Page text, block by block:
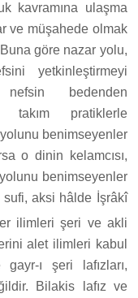
kavramına ulaşma
ve müşahede olmak
göre nazar yolu,
yetkinleştirmeyi
bedenden
takım pratiklerle
benimseyenler
o dinin kelamcısı,
benimseyenler
sufi, aksi hâlde İşrâkî
ilimleri şeri ve akli
alet ilimleri kabul
ı şeri lafızları,
Bilakis lafız ve